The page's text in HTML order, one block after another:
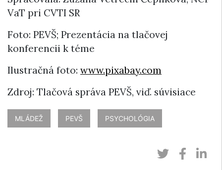
VaT pri CVTI SR
Foto: PEVŠ; Prezentácia na tlačovej
konferencii k téme
Ilustračná foto: www.pixabay.com
Zdroj: Tlačová správa PEVŠ, viď. súvisiace
MLÁDEŽ PEVŠ PSYCHOLÓGIA